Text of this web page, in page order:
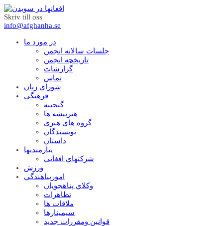
Skriv till oss
info@afghanha.se
در مورد ما
جلسات سالانه انجمن
تاریخچه انجمن
گزارشات
تماس
شوراي زنان
فرهنگي
گنجينه
هنرپيشه ها
گروه هاي هنري
نويسندگان
داستان
نيازمنديها
شرکتهاي افغاني
ورزش
امورپناهندگي
وکلاي پناهجويان
تظاهرات
ملاقات ها
سيمينارها
قوانين ومقررات جديد